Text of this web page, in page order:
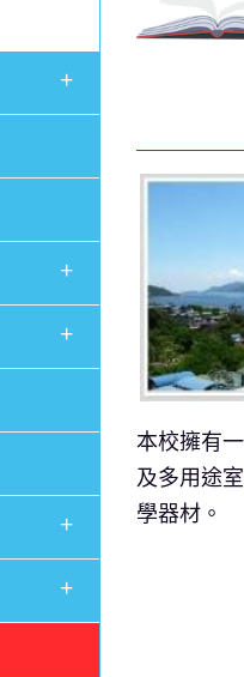
+
+
+
+
+
本校擁有
及多用途
學器材。